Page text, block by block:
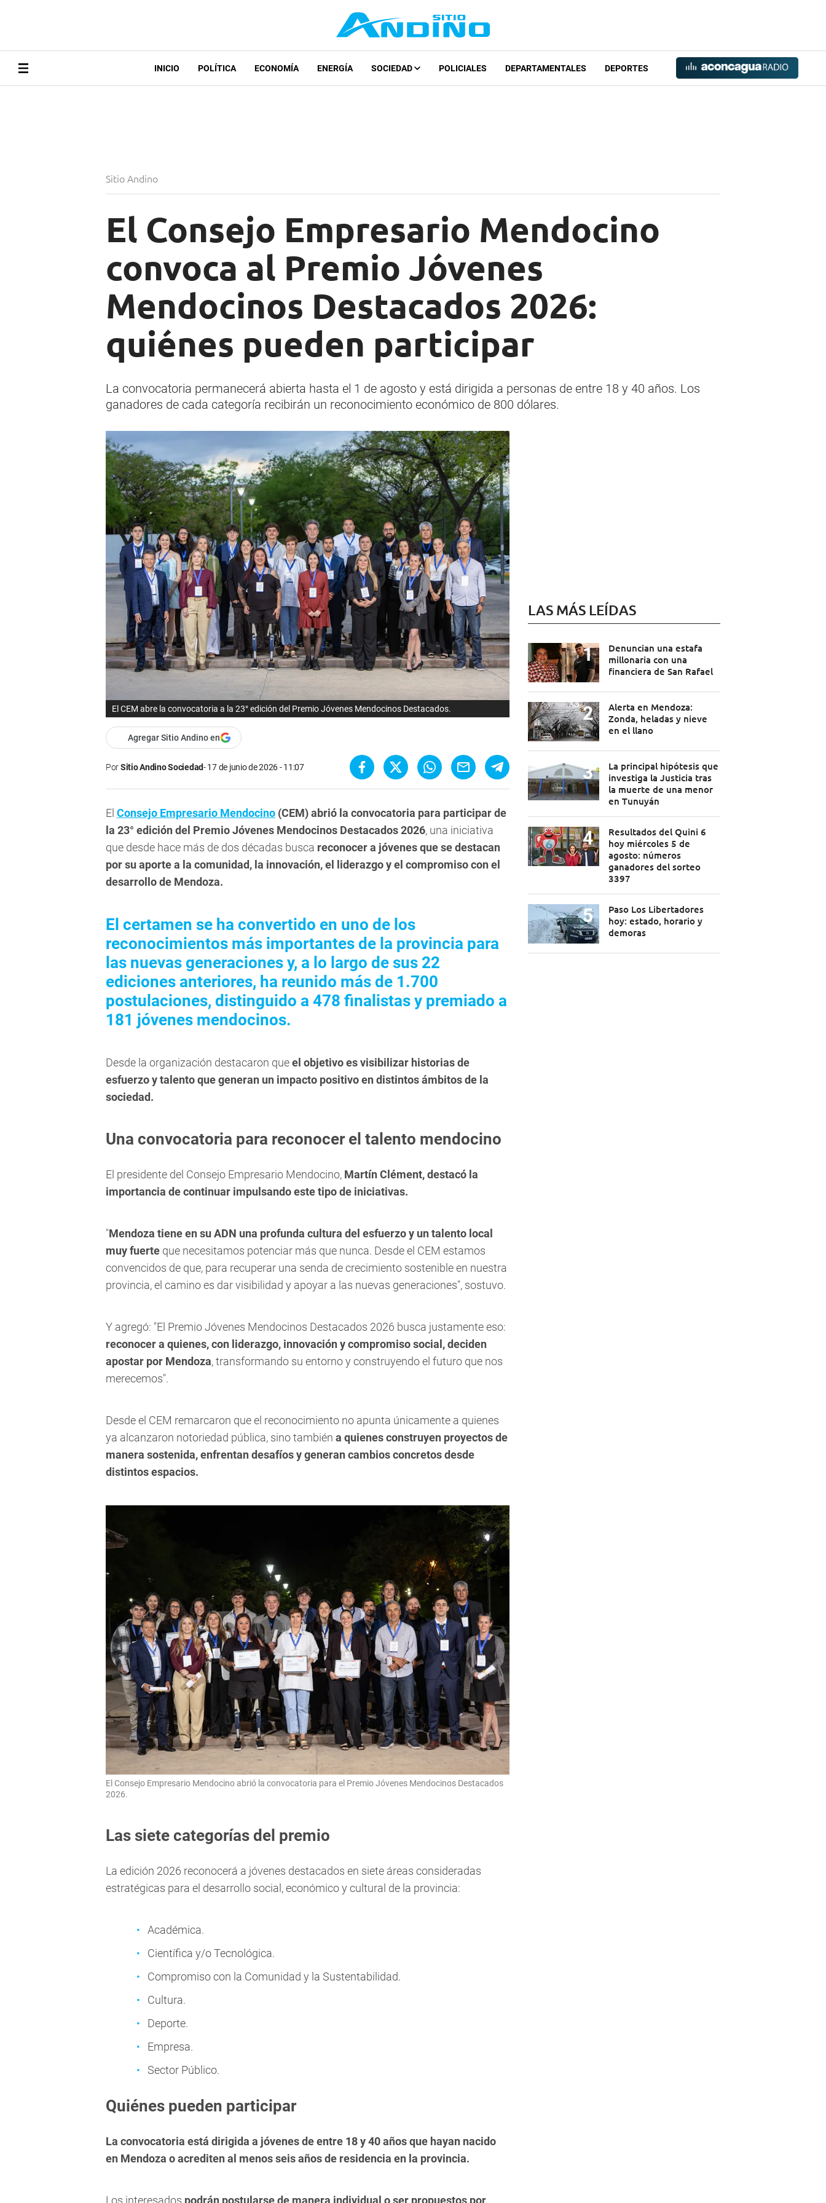
INICIO POLÍTICA ECONOMÍA ENERGÍA SOCIEDAD POLICIALES DEPARTAMENTALES DEPORTES
Sitio Andino
El Consejo Empresario Mendocino
convoca al Premio Jóvenes
Mendocinos Destacados 2026:
quiénes pueden participar
La convocatoria permanecerá abierta hasta el 1 de agosto y está dirigida a personas de entre 18 y 40 años. Los
ganadores de cada categoría recibirán un reconocimiento económico de 800 dólares.
El CEM abre la convocatoria a la 23° edición del Premio Jóvenes Mendocinos Destacados.
Agregar Sitio Andino en
PorSitio Andino Sociedad 17 de junio de 2026 - 11:07
El Consejo Empresario Mendocino (CEM) abrió la convocatoria para participar de
la 23° edición del Premio Jóvenes Mendocinos Destacados 2026, una iniciativa
que desde hace más de dos décadas busca reconocer a jóvenes que se destacan
por su aporte a la comunidad, la innovación, el liderazgo y el compromiso con el
desarrollo de Mendoza.
El certamen se ha convertido en uno de los
reconocimientos más importantes de la provincia para
las nuevas generaciones y, a lo largo de sus 22
ediciones anteriores, ha reunido más de 1.700
postulaciones, distinguido a 478 finalistas y premiado a
181 jóvenes mendocinos.
Desde la organización destacaron queel objetivo es visibilizar historias de
esfuerzo y talento que generan un impacto positivo en distintos ámbitos de la
sociedad.
Una convocatoria para reconocer el talento mendocino
El presidente del Consejo Empresario Mendocino, Martín Clément, destacó la
importancia de continuar impulsando este tipo de iniciativas.
"Mendoza tiene en su ADN una profunda cultura del esfuerzo y un talento local
muy fuerte que necesitamos potenciar más que nunca. Desde el CEM estamos
convencidos de que, para recuperar una senda de crecimiento sostenible en nuestra
provincia, el camino es dar visibilidad y apoyar a las nuevas generaciones", sostuvo.
Y agregó: "El Premio Jóvenes Mendocinos Destacados 2026 busca justamente eso:
reconocer a quienes, con liderazgo, innovación y compromiso social, deciden
apostar por Mendoza, transformando su entorno y construyendo el futuro que nos
merecemos".
Desde el CEM remarcaron que el reconocimiento no apunta únicamente a quienes
ya alcanzaron notoriedad pública, sino también a quienes construyen proyectos de
manera sostenida, enfrentan desafíos y generan cambios concretos desde
distintos espacios.
El Consejo Empresario Mendocino abrió la convocatoria para el Premio Jóvenes Mendocinos Destacados
2026.
Las siete categorías del premio
La edición 2026 reconocerá a jóvenes destacados en siete áreas consideradas
estratégicas para el desarrollo social, económico y cultural de la provincia:
Académica.
Científica y/o Tecnológica.
Compromiso con la Comunidad y la Sustentabilidad.
Cultura.
Deporte.
Empresa.
Sector Público.
Quiénes pueden participar
La convocatoria está dirigida a jóvenes de entre 18 y 40 años que hayan nacido
en Mendoza o acrediten al menos seis años de residencia en la provincia.
Los interesados podrán postularse de manera individual o ser propuestos por
LAS MÁS LEÍDAS
Denuncian una estafa
millonaria con una
financiera de San Rafael
Alerta en Mendoza:
Zonda, heladas y nieve
en el llano
La principal hipótesis que
investiga la Justicia tras
la muerte de una menor
en Tunuyán
Resultados del Quini 6
hoy miércoles 5 de
agosto: números
ganadores del sorteo
3397
Paso Los Libertadores
hoy: estado, horario y
demoras